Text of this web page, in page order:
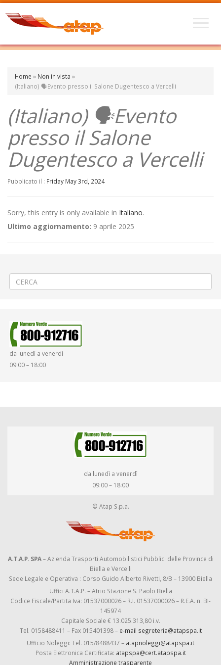
Home » Non in vista »
(Italiano) 🗣️Evento presso il Salone Dugentesco a Vercelli
(Italiano) 🗣️Evento
presso il Salone
Dugentesco a Vercelli
Pubblicato il : Friday May 3rd, 2024
Sorry, this entry is only available in Italiano.
Ultimo aggiornamento: 9 aprile 2025
da lunedì a venerdì
09:00 – 18:00
da lunedì a venerdì
09:00 – 18:00
© Atap S.p.a.
A.T.A.P. SPA– Azienda Trasporti Automobilistici Pubblici delle Province di
Biella e Vercelli
Sede Legale e Operativa : Corso Guido Alberto Rivetti, 8/B – 13900 Biella
Uffici A.T.A.P. – Atrio Stazione S. Paolo Biella
Codice Fiscale/Partita Iva: 01537000026 – R.I. 01537000026 – R.E.A. n. BI-
145974
Capitale Sociale € 13.025.313,80 i.v.
Tel. 0158488411 – Fax 015401398 – e-mail segreteria@atapspa.it
Ufficio Noleggi: Tel. 015/8488437 – atapnoleggi@atapspa.it
Posta Elettronica Certificata: atapspa@cert.atapspa.it
Amministrazione trasparente